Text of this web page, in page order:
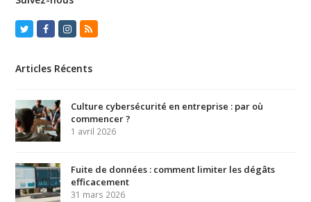
TwitterFacebook
Instagram
RSS
Articles Récents
Culture cybersécurité en entreprise : par où
commencer ?
1 avril 2026
Fuite de données : comment limiter les dégâts
efficacement
31 mars 2026